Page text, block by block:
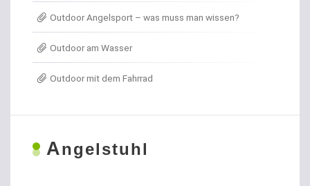
Angelrollen für das Forellenangeln
Angelschnur Dorsch
Angelschnur Feedern
Outdoor Angelsport – was muss man wissen?
Outdoor am Wasser
Outdoor mit dem Fahrrad
Angelstuhl